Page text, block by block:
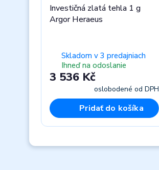
Investičná zlatá tehla 1 g
Argor Heraeus
Skladom v 3 predajniach
Ihneď na odoslanie
3 536 Kč
oslobodené od DPH
Pridať do košíka